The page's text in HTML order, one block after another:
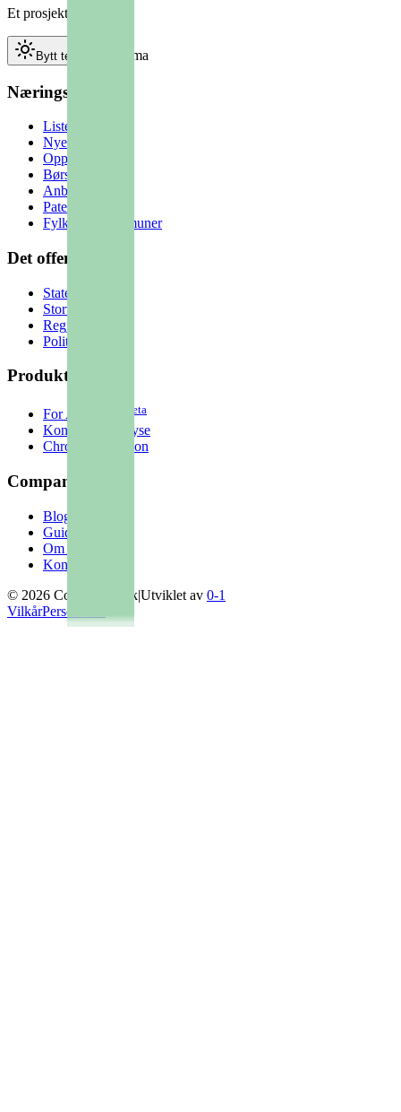
Et prosjekt fra
Bytt tema Bytt tema
Næringsliv
Lister
Nyetableringer
Opphørte
Børsnotert
Anbud
Patentsok
Fylker og kommuner
Det offentlige
Staten
Stortinget
Regjeringen
Politikere
Produkter
For AI-agenter beta
Konkurrentanalyse
Chrome Extension
Companybook
Blogg
Guider
Om oss
Kontakt
© 2026 Companybook|Utviklet av 0-1
VilkårPersonvern